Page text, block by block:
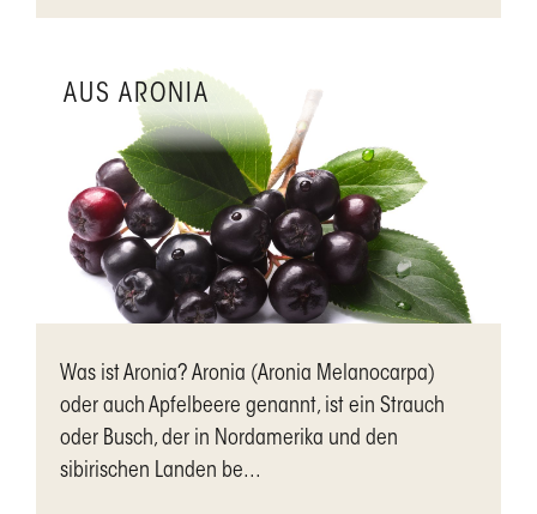
AUS ARONIA
Was ist Aronia? Aronia (Aronia Melanocarpa)
oder auch Apfelbeere genannt, ist ein Strauch
oder Busch, der in Nordamerika und den
sibirischen Landen be...